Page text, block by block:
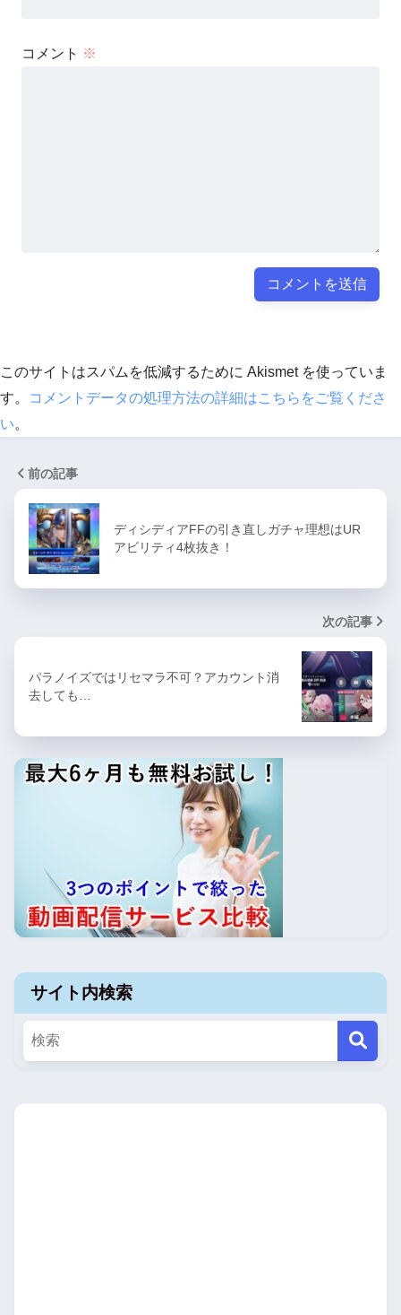
コメント ※
このサイトはスパムを低減するために Akismet を使っていま
す。
コメントデータの処理方法の詳細はこちらをご覧くださ
い。
前の記事
ディシディアFFの引き直しガチャ理想はUR
アビリティ4枚抜き！
次の記事
パラノイズではリセマラ不可？アカウント消
去しても…
サイト内検索